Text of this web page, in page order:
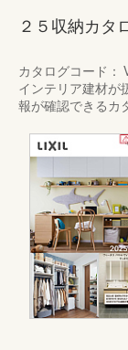
２５収納カタ
カタログコード：
インテリア建材が
報が確認できるカ